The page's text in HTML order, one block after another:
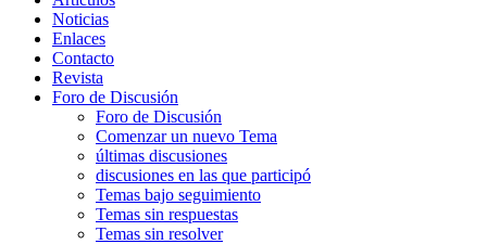
Noticias
Enlaces
Contacto
Revista
Foro de Discusión
Foro de Discusión
Comenzar un nuevo Tema
últimas discusiones
discusiones en las que participó
Temas bajo seguimiento
Temas sin respuestas
Temas sin resolver